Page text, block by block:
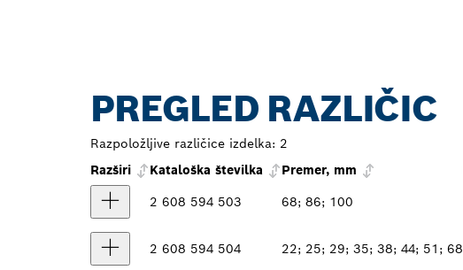
PREGLED RAZLIČIC
Razpoložljive različice izdelka: 2
Razširi
Kataloška številka Premer, mm
2 608 594 503
68; 86; 100
2 608 594 504 22; 25; 29; 35; 38; 44; 51; 68